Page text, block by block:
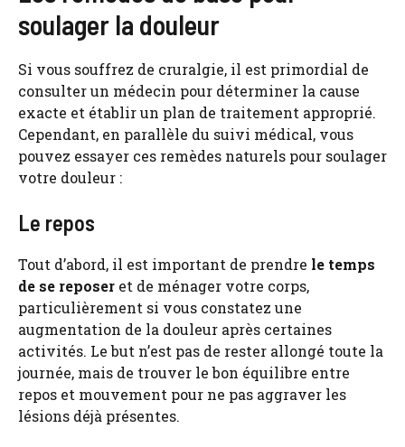
soulager la douleur
Si vous souffrez de cruralgie, il est primordial de
consulter un médecin pour déterminer la cause
exacte et établir un plan de traitement approprié.
Cependant, en parallèle du suivi médical, vous
pouvez essayer ces remèdes naturels pour soulager
votre douleur :
Le repos
Tout d’abord, il est important de prendre le temps
de se reposer et de ménager votre corps,
particulièrement si vous constatez une
augmentation de la douleur après certaines
activités. Le but n’est pas de rester allongé toute la
journée, mais de trouver le bon équilibre entre
repos et mouvement pour ne pas aggraver les
lésions déjà présentes.